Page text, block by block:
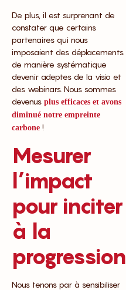
De plus, il est surprenant de
constater que certains
partenaires qui nous
imposaient des déplacements
de manière systématique
devenir adeptes de la visio et
des webinars. Nous sommes
devenus plus efficaces et avons
diminué notre empreinte
carbone !
Mesurer
l’impact
pour inciter
à la
progression
Nous tenons par à sensibiliser